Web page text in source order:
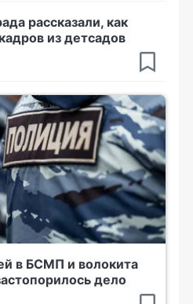
рассказали, как
из детсадов
в БСМП и волокита
дело